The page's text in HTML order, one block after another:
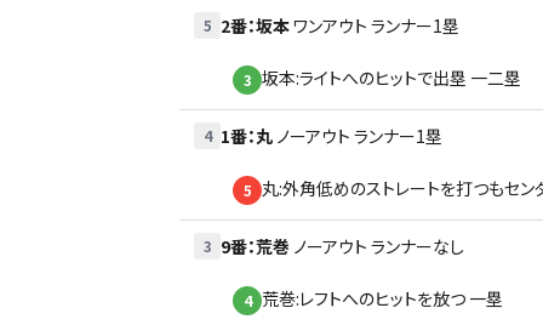
5 2番：坂本 ワンアウト ランナー1塁
3 坂本:ライトへのヒットで出塁 一二塁
4 1番：丸 ノーアウト ランナー1塁
5 丸:外角低めのストレートを打つもセン
3 9番：荒巻 ノーアウト ランナーなし
4 荒巻:レフトへのヒットを放つ 一塁